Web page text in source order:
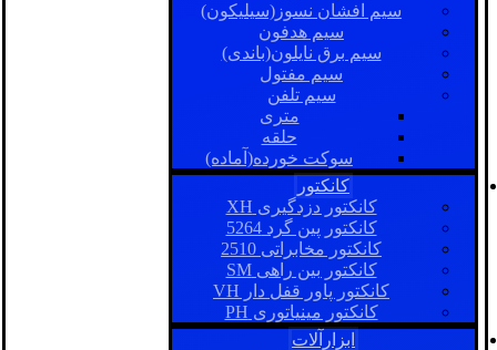
سیم افشان نسوز(سیلیکون)
سیم هدفون
سیم برق نایلون(باندی)
سیم مفتول
سیم تلفن
متری
حلقه
سوکت خورده(آماده)
کانکتور
کانکتور دزدگیری XH
کانکتور پین گرد 5264
کانکتور مخابراتی 2510
کانکتور بین راهی SM
کانکتور پاور قفل دار VH
کانکتور مینیاتوری PH
ابزارآلات